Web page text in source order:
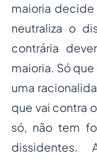
maioria
neutraliza o
contrária
maioria. Só
uma
que vai contra
só, não tem